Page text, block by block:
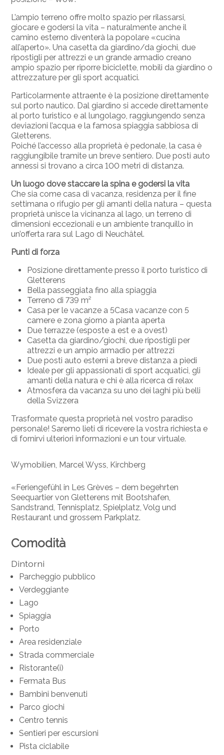
L’ampio terreno offre molto spazio per rilassarsi,
giocare e godersi la vita – naturalmente anche il
camino esterno diventerà la popolare «cucina
all’aperto». Una casetta da giardino/da giochi, due
ripostigli per attrezzi e un grande armadio creano
ampio spazio per riporre biciclette, mobili da giardino o
attrezzature per gli sport acquatici.
Particolarmente attraente è la posizione direttamente
sul porto nautico. Dal giardino si accede direttamente
al porto turistico e al lungolago, raggiungendo senza
deviazioni l’acqua e la famosa spiaggia sabbiosa di
Gletterens.
Poiché l’accesso alla proprietà è pedonale, la casa è
raggiungibile tramite un breve sentiero. Due posti auto
annessi si trovano a circa 100 metri di distanza.
Un luogo dove staccare la spina e godersi la vita
Che sia come casa di vacanza, residenza per il fine
settimana o rifugio per gli amanti della natura – questa
proprietà unisce la vicinanza al lago, un terreno di
dimensioni eccezionali e un ambiente tranquillo in
un’offerta rara sul Lago di Neuchâtel.
Punti di forza
Posizione direttamente presso il porto turistico di
Gletterens
Bella passeggiata fino alla spiaggia
Terreno di 739 m²
Casa per le vacanze a 5Casa vacanze con 5
camere e zona giorno a pianta aperta
Due terrazze (esposte a est e a ovest)
Casetta da giardino/giochi, due ripostigli per
attrezzi e un ampio armadio per attrezzi
Due posti auto esterni a breve distanza a piedi
Ideale per gli appassionati di sport acquatici, gli
amanti della natura e chi è alla ricerca di relax
Atmosfera da vacanza su uno dei laghi più belli
della Svizzera
Trasformate questa proprietà nel vostro paradiso
personale! Saremo lieti di ricevere la vostra richiesta e
di fornirvi ulteriori informazioni e un tour virtuale.
Wymobilien, Marcel Wyss, Kirchberg
«Feriengefühl in Les Grèves – dem begehrten
Seequartier von Gletterens mit Bootshafen,
Sandstrand, Tennisplatz, Spielplatz, Volg und
Restaurant und grossem Parkplatz.
Comodità
Dintorni
Parcheggio pubblico
Verdeggiante
Lago
Spiaggia
Porto
Area residenziale
Strada commerciale
Ristorante(i)
Fermata Bus
Bambini benvenuti
Parco giochi
Centro tennis
Sentieri per escursioni
Pista ciclabile